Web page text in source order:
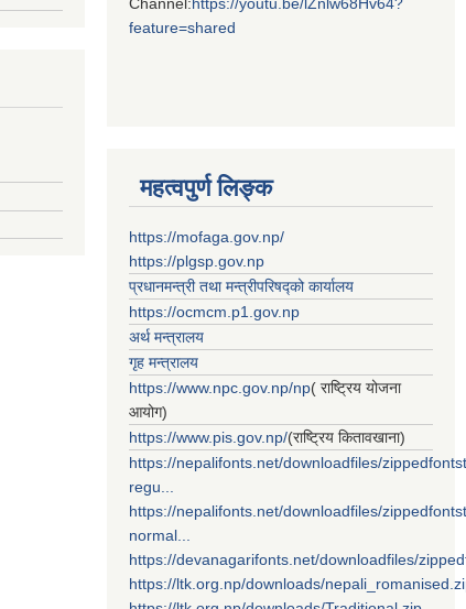
Channel:https://youtu.be/lZnlw68Hv64?
feature=shared
महत्वपुर्ण लिङ्क
https://mofaga.gov.np/
https://plgsp.gov.np
प्रधानमन्त्री तथा मन्त्रीपरिषद्को कार्यालय
https://ocmcm.p1.gov.np
अर्थ मन्त्रालय
गृह मन्त्रालय
https://www.npc.gov.np/np( राष्ट्रिय योजना
आयोग)
https://www.pis.gov.np/(राष्ट्रिय कितावखाना)
https://nepalifonts.net/downloadfiles/
regu...
https://nepalifonts.net/downloadfiles/
normal...
https://devanagarifonts.net/downloadfiles/
https://ltk.org.np/downloads/